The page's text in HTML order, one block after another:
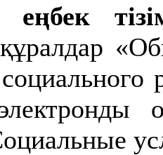
құралдар